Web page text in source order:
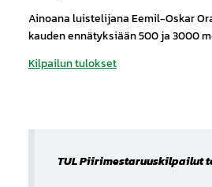
Ainoana luistelijana Eemil-Oskar
kauden ennätyksiään 500 ja 3000
Kilpailun tulokset
TUL Piirimestaruuskilpailut to